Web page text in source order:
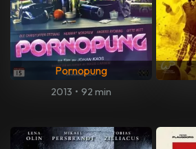
Pornopung
2013 • 92 min